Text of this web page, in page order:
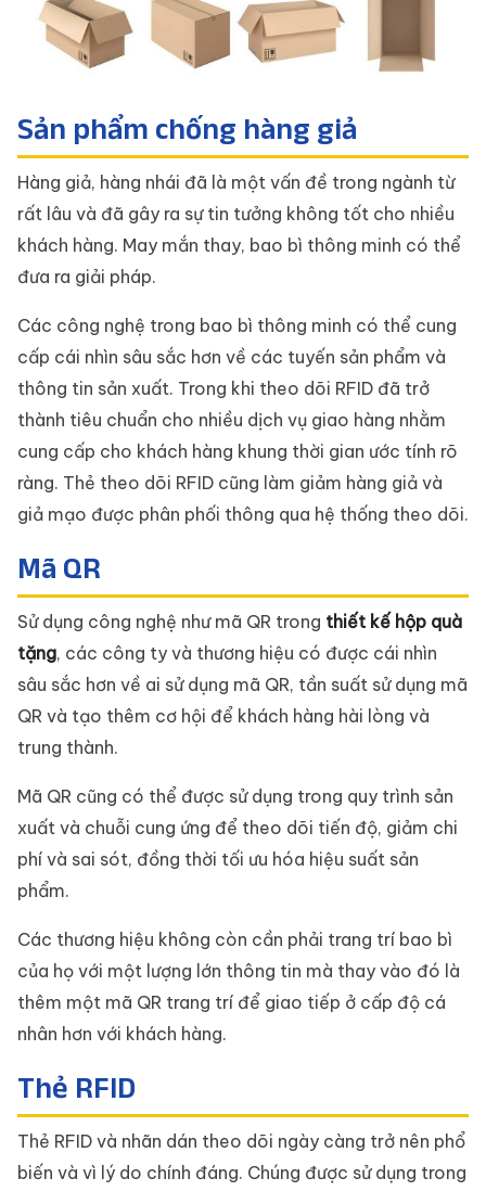
Sản phẩm chống hàng giả
Hàng giả, hàng nhái đã là một vấn đề trong ngành từ
rất lâu và đã gây ra sự tin tưởng không tốt cho nhiều
khách hàng. May mắn thay, bao bì thông minh có thể
đưa ra giải pháp.
Các công nghệ trong bao bì thông minh có thể cung
cấp cái nhìn sâu sắc hơn về các tuyến sản phẩm và
thông tin sản xuất. Trong khi theo dõi RFID đã trở
thành tiêu chuẩn cho nhiều dịch vụ giao hàng nhằm
cung cấp cho khách hàng khung thời gian ước tính rõ
ràng. Thẻ theo dõi RFID cũng làm giảm hàng giả và
giả mạo được phân phối thông qua hệ thống theo dõi.
Mã QR
Sử dụng công nghệ như mã QR trong thiết kế hộp quà
tặng, các công ty và thương hiệu có được cái nhìn
sâu sắc hơn về ai sử dụng mã QR, tần suất sử dụng mã
QR và tạo thêm cơ hội để khách hàng hài lòng và
trung thành.
Mã QR cũng có thể được sử dụng trong quy trình sản
xuất và chuỗi cung ứng để theo dõi tiến độ, giảm chi
phí và sai sót, đồng thời tối ưu hóa hiệu suất sản
phẩm.
Các thương hiệu không còn cần phải trang trí bao bì
của họ với một lượng lớn thông tin mà thay vào đó là
thêm một mã QR trang trí để giao tiếp ở cấp độ cá
nhân hơn với khách hàng.
Thẻ RFID
Thẻ RFID và nhãn dán theo dõi ngày càng trở nên phổ
biến và vì lý do chính đáng. Chúng được sử dụng trong